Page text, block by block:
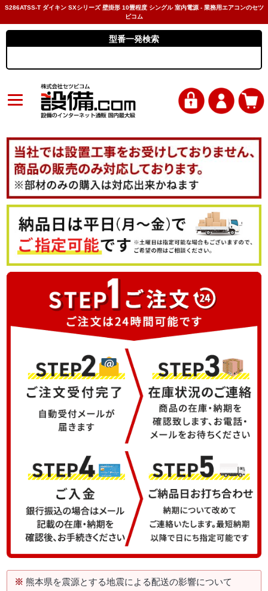
S286ATSS-T ダイキン SXシリーズ 壁掛形 10畳程度 シングル 室内電源 - 業務用エアコンのセツ
ビコム
型番一発検索
※ 熊本県を震源とする地震による配送の影響について